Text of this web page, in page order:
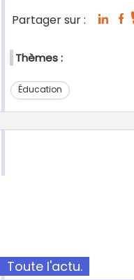
Partager sur :
Thèmes :
Éducation
Toute l'actu.